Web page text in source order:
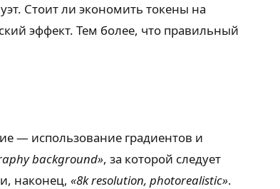
Стоит ли экономить токены на
эффект. Тем более, что правильный
— использование градиентов и
background», за которой следует
наконец, «8k resolution, photorealistic».